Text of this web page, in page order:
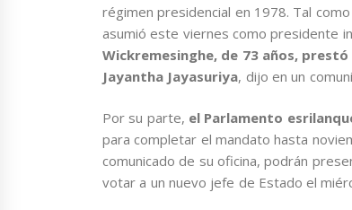
régimen presidencial en 1978. Tal
asumió este viernes como presidente
Wickremesinghe, de 73 años,
Jayantha Jayasuriya, dijo en un
Por su parte, el Parlamento
para completar el mandato hasta
comunicado de su oficina, podrán
votar a un nuevo jefe de Estado el